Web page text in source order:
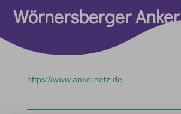
Wörnersberger Anker
https://www.ankernetz.de